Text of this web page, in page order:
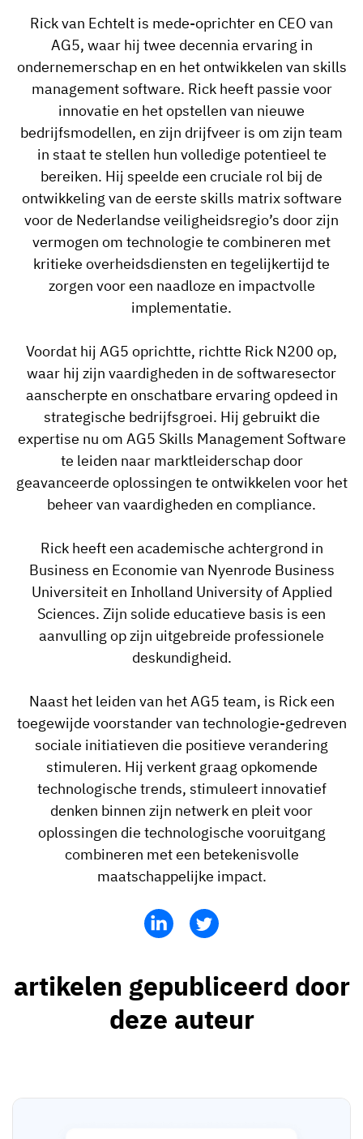
Medewerkersprofiel
Trainingsgeschiedenis
Certificaten & licenties
Frontline skills-app
Compliance
Opleidingsvereisten
Inzetbaarheid van het personeel
Skill gap-analyse
Effectiviteit van trainingen
Compliance-dashboards
Prognoses & trends
Bekijk
nu
Per rol
Trainingscoördinator
Operationeel manager
ICT-manager
Auditor
Food
JDE Coffee
Syngenta
Chemisch
Ashland
Canpack
19 maart 2026
Stop met achtervolgen, begin met
automatiseren
Klantsucces
Kennisbank
AG5-status
Ondersteuning
Bedrijf
Neem contact op
Rick van Echtelt is mede-oprichter en CEO van
AG5, waar hij twee decennia ervaring in
ondernemerschap en en het ontwikkelen van skills
management software. Rick heeft passie voor
innovatie en het opstellen van nieuwe
bedrijfsmodellen, en zijn drijfveer is om zijn team
in staat te stellen hun volledige potentieel te
bereiken. Hij speelde een cruciale rol bij de
ontwikkeling van de eerste skills matrix software
voor de Nederlandse veiligheidsregio’s door zijn
vermogen om technologie te combineren met
kritieke overheidsdiensten en tegelijkertijd te
zorgen voor een naadloze en impactvolle
implementatie.
Voordat hij AG5 oprichtte, richtte Rick N200 op,
waar hij zijn vaardigheden in de softwaresector
aanscherpte en onschatbare ervaring opdeed in
strategische bedrijfsgroei. Hij gebruikt die
expertise nu om AG5 Skills Management Software
te leiden naar marktleiderschap door
geavanceerde oplossingen te ontwikkelen voor het
beheer van vaardigheden en compliance.
Rick heeft een academische achtergrond in
Business en Economie van Nyenrode Business
Universiteit en Inholland University of Applied
Sciences. Zijn solide educatieve basis is een
aanvulling op zijn uitgebreide professionele
deskundigheid.
Naast het leiden van het AG5 team, is Rick een
toegewijde voorstander van technologie-gedreven
sociale initiatieven die positieve verandering
stimuleren. Hij verkent graag opkomende
technologische trends, stimuleert innovatief
denken binnen zijn netwerk en pleit voor
oplossingen die technologische vooruitgang
combineren met een betekenisvolle
maatschappelijke impact.
artikelen gepubliceerd door
deze auteur